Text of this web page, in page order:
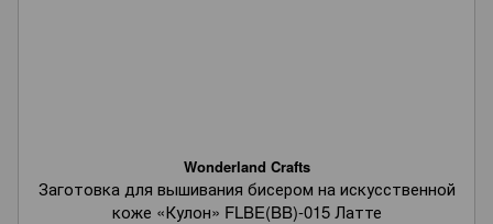
Wonderland Crafts
Заготовка для вышивания бисером на искусственной
коже «Кулон» FLBE(BB)-015 Латте